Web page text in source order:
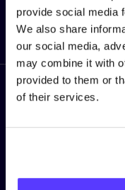
provide social media
We also share
our social media,
may combine it with
provided to them or
of their services.
Ik mis niets meer!
Volg ons